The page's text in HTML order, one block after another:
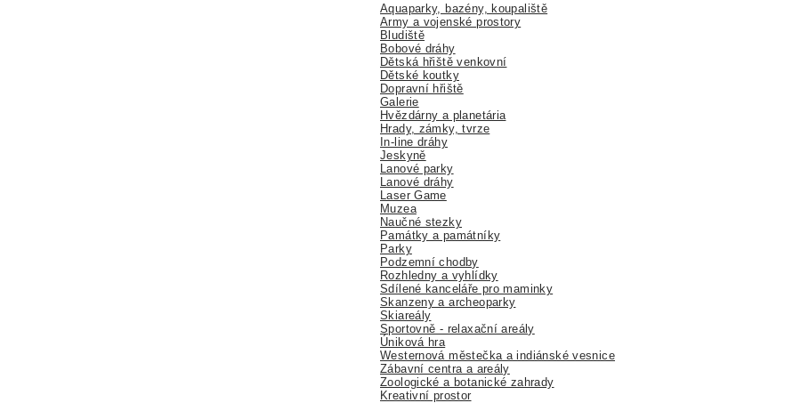
Aquaparky, bazény, koupaliště
Army a vojenské prostory
Bludiště
Bobové dráhy
Dětská hřiště venkovní
Dětské koutky
Dopravní hřiště
Galerie
Hvězdárny a planetária
Hrady, zámky, tvrze
In-line dráhy
Jeskyně
Lanové parky
Lanové dráhy
Laser Game
Muzea
Naučné stezky
Památky a památníky
Parky
Podzemní chodby
Rozhledny a vyhlídky
Sdílené kanceláře pro maminky
Skanzeny a archeoparky
Skiareály
Sportovně - relaxační areály
Úniková hra
Westernová městečka a indiánské vesnice
Zábavní centra a areály
Zoologické a botanické zahrady
Kreativní prostor